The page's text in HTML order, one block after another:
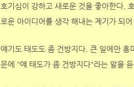
호기심이 강하고 새로운 것을 좋아한다.
로운 아이디어를 생각 해내는 계기가 되
얘기도 태도도 좀 건방지다. 큰 일에만
문에 "얘 태도가 좀 건방지다"라는 말을 듣